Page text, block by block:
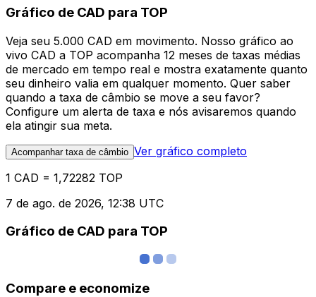
Gráfico de CAD para TOP
Veja seu 5.000 CAD em movimento. Nosso gráfico ao
vivo CAD a TOP acompanha 12 meses de taxas médias
de mercado em tempo real e mostra exatamente quanto
seu dinheiro valia em qualquer momento. Quer saber
quando a taxa de câmbio se move a seu favor?
Configure um alerta de taxa e nós avisaremos quando
ela atingir sua meta.
Acompanhar taxa de câmbio Ver gráfico completo
1 CAD = 1,72282 TOP
7 de ago. de 2026, 12:38 UTC
Gráfico de CAD para TOP
Compare e economize